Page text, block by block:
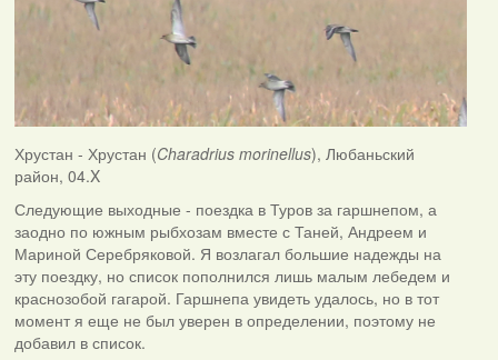
Хрустан - Хрустан (Charadrius morinellus), Любаньский
район, 04.X
Следующие выходные - поездка в Туров за гаршнепом, а
заодно по южным рыбхозам вместе с Таней, Андреем и
Мариной Серебряковой. Я возлагал большие надежды на
эту поездку, но список пополнился лишь малым лебедем и
краснозобой гагарой. Гаршнепа увидеть удалось, но в тот
момент я еще не был уверен в определении, поэтому не
добавил в список.